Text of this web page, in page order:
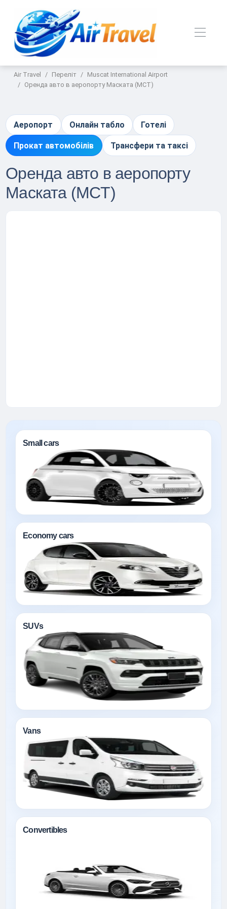
Air Travel Переліт
Muscat International Airport
Оренда авто в аеропорту Маската (MCT)
Аеропорт Онлайн табло Готелі
Прокат автомобілів Трансфери та таксі
Оренда авто в аеропорту
Маската (MCT)
Small cars
Economy cars
SUVs
Vans
Convertibles